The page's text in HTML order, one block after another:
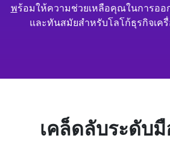
พร้อมให้ความช่วยเหลือคุณในการออ
และทันสมัยสำหรับโลโก้ธุรกิจเค
เคล็ดลับระดับ